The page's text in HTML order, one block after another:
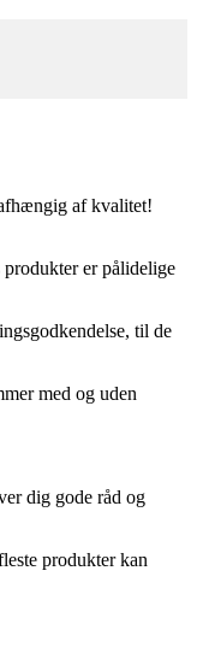
af kvalitet!
er pålidelige
til de
med og uden
dig gode råd og
produkter kan